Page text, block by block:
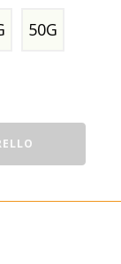
50G